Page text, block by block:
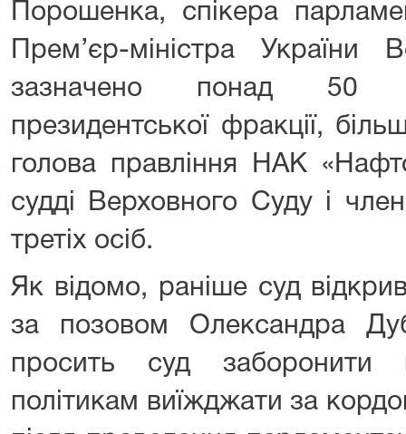
Порошенка, спікера
Прем’єр-міністра України
зазначено понад 50
президентської фракції,
голова правління НАК
судді Верховного Суду і
третіх осіб.
Як відомо, раніше суд
за позовом Олександра
просить суд заборонити
політикам виїжджати за